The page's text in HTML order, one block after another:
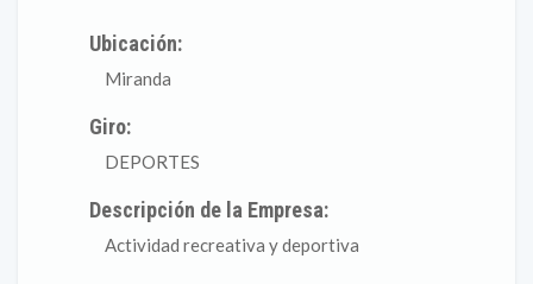
Ubicación:
Miranda
Giro:
DEPORTES
Descripción de la Empresa:
Actividad recreativa y deportiva